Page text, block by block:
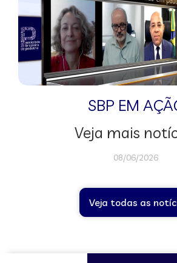
SBP EM
Veja mais
08/06/2026
Veja todas as